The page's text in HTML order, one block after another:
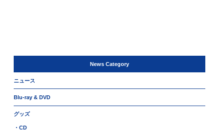
News Category
ニュース
Blu-ray & DVD
グッズ
・CD